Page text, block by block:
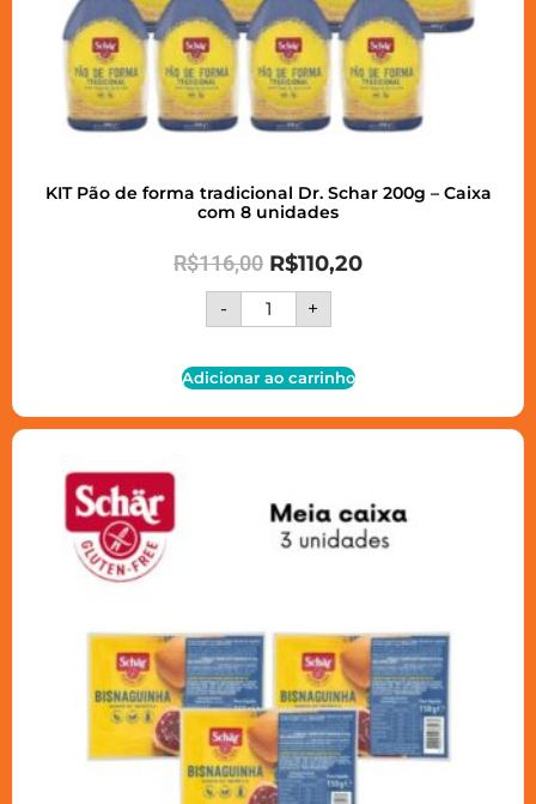
KIT Pão de forma tradicional Dr. Schar 200g – Caixa
com 8 unidades
R$116,00 R$110,20
- +
Adicionar ao carrinho